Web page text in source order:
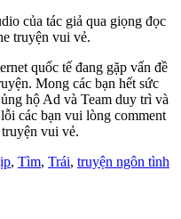
của tác giả qua giọng đọc
truyện vui vẻ.
quốc tế đang gặp vấn đề
Mong các bạn hết sức
hộ Ad và Team duy trì và
các bạn vui lòng comment
vui vẻ.
, Tìm, Trái, truyện ngôn tình